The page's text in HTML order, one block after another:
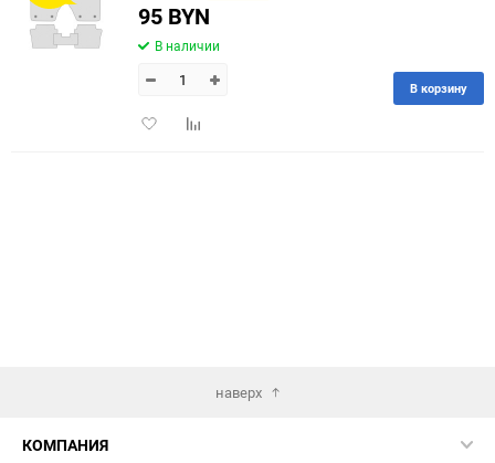
150
95 BYN
В наличии
ДобавитьДобавить
В корзину
наверх
КОМПАНИЯ